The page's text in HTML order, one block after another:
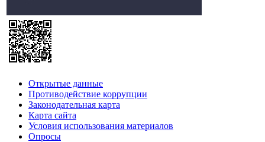
Открытые данные
Противодействие коррупции
Законодательная карта
Карта сайта
Условия использования материалов
Опросы